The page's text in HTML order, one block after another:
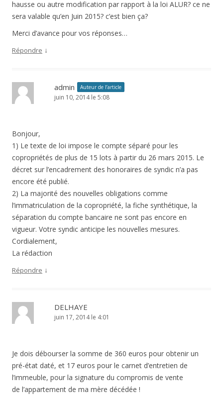
hausse ou autre modification par rapport à la loi ALUR? ce ne
sera valable qu’en Juin 2015? c’est bien ça?
Merci d’avance pour vos réponses…
Répondre ↓
admin Auteur de l’article
juin 10, 2014 le 5:08
Bonjour,
1) Le texte de loi impose le compte séparé pour les
copropriétés de plus de 15 lots à partir du 26 mars 2015. Le
décret sur l’encadrement des honoraires de syndic n’a pas
encore été publié.
2) La majorité des nouvelles obligations comme
l’immatriculation de la copropriété, la fiche synthétique, la
séparation du compte bancaire ne sont pas encore en
vigueur. Votre syndic anticipe les nouvelles mesures.
Cordialement,
La rédaction
Répondre ↓
DELHAYE
juin 17, 2014 le 4:01
Je dois débourser la somme de 360 euros pour obtenir un
pré-état daté, et 17 euros pour le carnet d’entretien de
l’immeuble, pour la signature du compromis de vente
de l’appartement de ma mère décédée !